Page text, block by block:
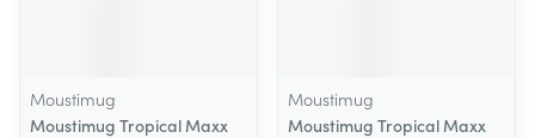
Moustimug
Moustimug Tropical Maxx
Moustimug
Moustimug Tropical Maxx